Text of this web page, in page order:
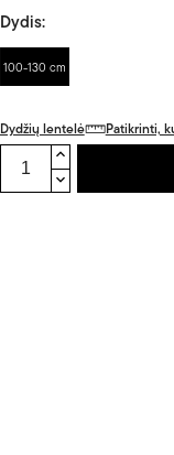
Dydis:
100-130 cm
Dydžių lentelė Patikrinti,